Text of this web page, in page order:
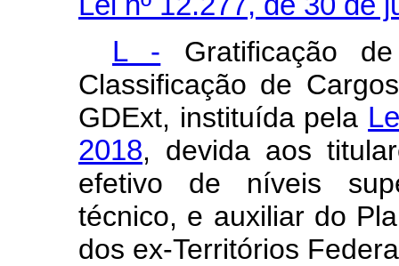
L - Gratificação
Classificação de
GDExt, instituída pela
2018, devida aos
efetivo de níveis
técnico, e auxiliar do
dos ex-Territórios